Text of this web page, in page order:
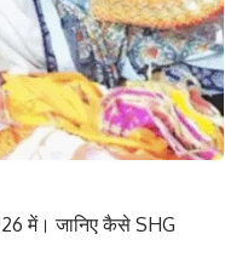
में। जानिए कैसे SHG